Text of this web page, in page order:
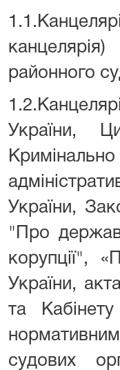
районного
України,
України,
"Про
корупції",
України,
та
судових